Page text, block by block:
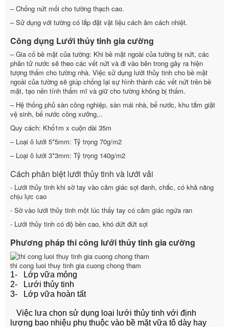
– Chống nứt mối cho tường thạch cao.
– Sử dụng với tường có lắp đặt vật liệu cách âm cách nhiệt.
Công dụng Lưới thủy tinh gia cường
– Gia cố bề mặt của tường: Khi bề mặt ngoài của tường bị nứt, các
phân tử nước sẽ theo các vết nứt và đi vào bên trong gây ra hiện
tượng thấm cho tường nhà. Việc sử dụng lưới thủy tinh cho bề mặt
ngoài của tường sẽ giúp chống lại sự hình thành các vết nứt trên bề
mặt, tạo nên tính thẩm mĩ và giữ cho tường không bị thấm.
– Hệ thống phủ sàn công nghiệp, sàn mái nhà, bể nước, khu tắm giặt
vệ sinh, bể nước công xưởng,..
Quy cách: Khổ1m x cuộn dài 35m
– Loại ô lưới 5*5mm: Tỷ trọng 70g/m2
– Loại ô lưới 3*3mm: Tỷ trọng 140g/m2
Cách phân biệt lưới thủy tinh và lưới vải
- Lưới thủy tinh khi sờ tay vào cảm giác sợi đanh, chắc, có khả năng
chịu lực cao
- Sờ vào lưới thủy tinh một lúc thấy tay có cảm giác ngứa ran
- Lưới thủy tinh có độ bền cao, khó dứt đứt sợi
Phương pháp thi công lưới thủy tinh gia cường
thi cong luoi thuy tinh gia cuong chong tham
1- Lớp vữa mỏng
2- Lưới thủy tinh
3- Lớp vữa hoàn tất
Việc lưa chọn sử dụng loại lưới thủy tinh với định
lượng bao nhiệu phụ thuộc vào bề mặt vữa tô dày hay